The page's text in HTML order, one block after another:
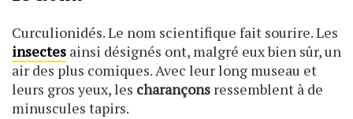
Curculionidés. Le nom scientifique fait sourire. Les
insectes ainsi désignés ont, malgré eux bien sûr, un
air des plus comiques. Avec leur long museau et
leurs gros yeux, les charançons ressemblent à de
minuscules tapirs.